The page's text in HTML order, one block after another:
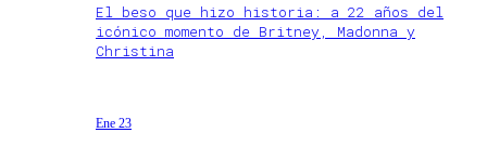
El beso que hizo historia: a 22 años del
icónico momento de Britney, Madonna y
Christina
Ene 23